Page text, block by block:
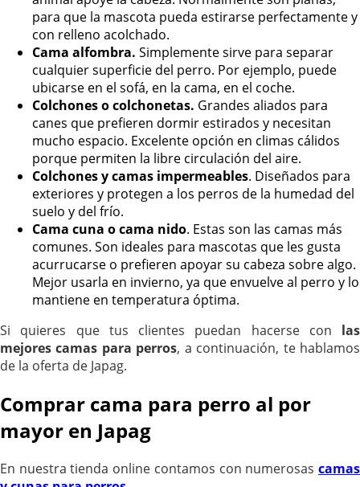
para que la mascota pueda estirarse perfectamente y
con relleno acolchado.
Cama alfombra. Simplemente sirve para separar
cualquier superficie del perro. Por ejemplo, puede
ubicarse en el sofá, en la cama, en el coche.
Colchones o colchonetas. Grandes aliados para
canes que prefieren dormir estirados y necesitan
mucho espacio. Excelente opción en climas cálidos
porque permiten la libre circulación del aire.
Colchones y camas impermeables. Diseñados para
exteriores y protegen a los perros de la humedad del
suelo y del frío.
Cama cuna o cama nido. Estas son las camas más
comunes. Son ideales para mascotas que les gusta
acurrucarse o prefieren apoyar su cabeza sobre algo.
Mejor usarla en invierno, ya que envuelve al perro y lo
mantiene en temperatura óptima.
Si quieres que tus clientes puedan hacerse con las
mejores camas para perros, a continuación, te hablamos
de la oferta de Japag.
Comprar cama para perro al por
mayor en Japag
En nuestra tienda online contamos con numerosas camas